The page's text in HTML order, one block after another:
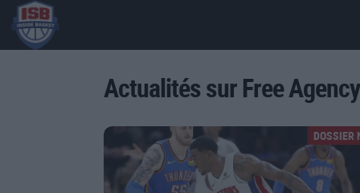
Actualités sur Free Agency
DOSSIER